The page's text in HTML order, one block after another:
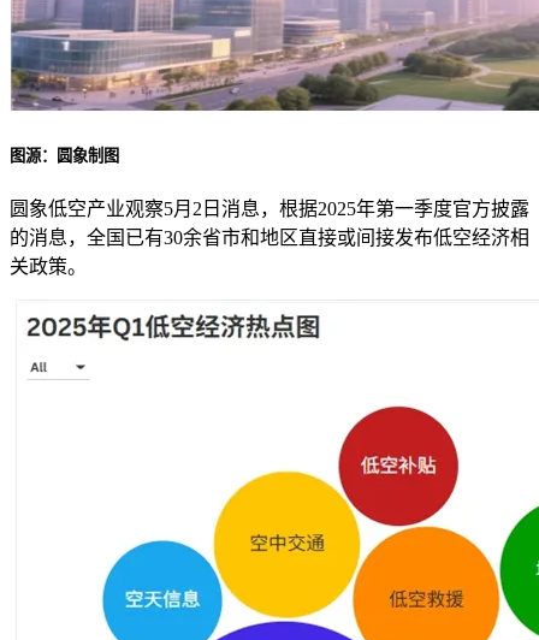
图源：圆象制图
圆象低空产业观察5月2日消息，根据2025年第一季度官方披露
的消息，全国已有30余省市和地区直接或间接发布低空经济相
关政策。